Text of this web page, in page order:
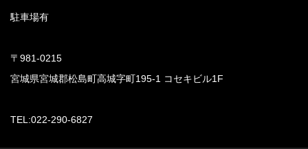
駐車場有
〒981-0215
宮城県宮城郡松島町高城字町195-1 コセキビル1F
TEL:022-290-6827